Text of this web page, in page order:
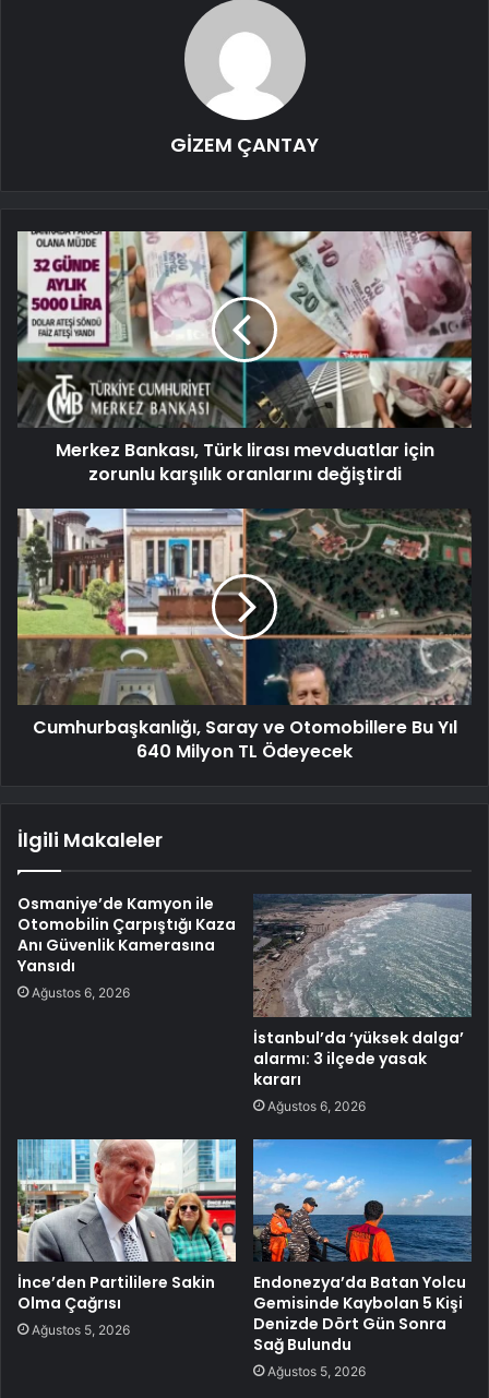
GİZEM ÇANTAY
Merkez Bankası, Türk lirası mevduatlar için
zorunlu karşılık oranlarını değiştirdi
Cumhurbaşkanlığı, Saray ve Otomobillere Bu Yıl
640 Milyon TL Ödeyecek
İlgili Makaleler
Osmaniye’de Kamyon ile
Otomobilin Çarpıştığı Kaza
Anı Güvenlik Kamerasına
Yansıdı
Ağustos 6, 2026
İstanbul’da ‘yüksek dalga’
alarmı: 3 ilçede yasak
kararı
Ağustos 6, 2026
İnce’den Partililere Sakin
Olma Çağrısı
Ağustos 5, 2026
Endonezya’da Batan Yolcu
Gemisinde Kaybolan 5 Kişi
Denizde Dört Gün Sonra
Sağ Bulundu
Ağustos 5, 2026